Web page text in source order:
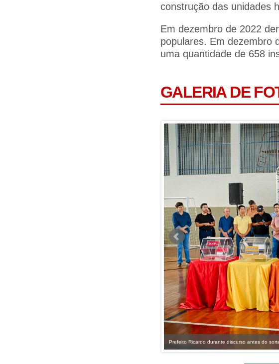
construção das unidades
Em dezembro de 2022
populares. Em dezembro
uma quantidade de 658
GALERIA DE
Prefeito Ricardo durante discurso antes do